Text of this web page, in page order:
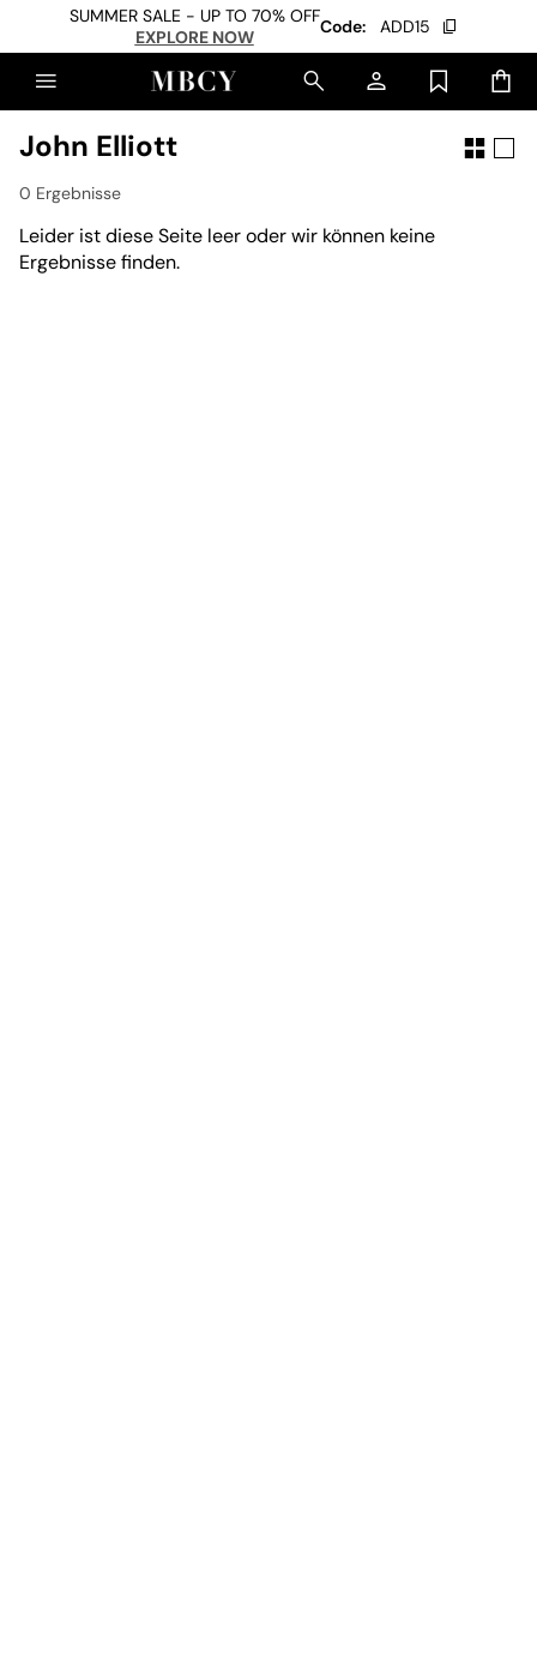
SUMMER SALE - UP TO 70% OFF
EXPLORE NOW
Code: ADD15
John Elliott
0 Ergebnisse
Leider ist diese Seite leer oder wir können keine
Ergebnisse finden.